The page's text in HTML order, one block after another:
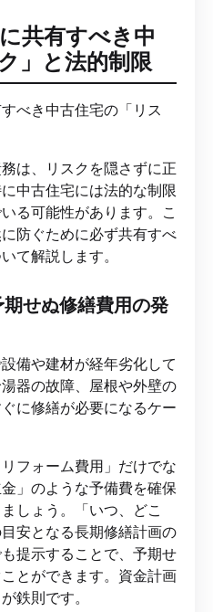
共有すべき中
」と法的制限
は、リスクを隠さずに正
中古住宅には法的な制限
る可能性があります。こ
防ぐために必ず共有すべ
て解説します。
せぬ修繕費用の発
備や建材が経年劣化して
器の故障、屋根や外壁の
に修繕が必要になるケー
フォーム費用」だけでな
」のような予備費を確保
しょう。「いつ、どこ
安となる長期修繕計画の
提示することで、予期せ
とができます。資金計画
鉄則です。